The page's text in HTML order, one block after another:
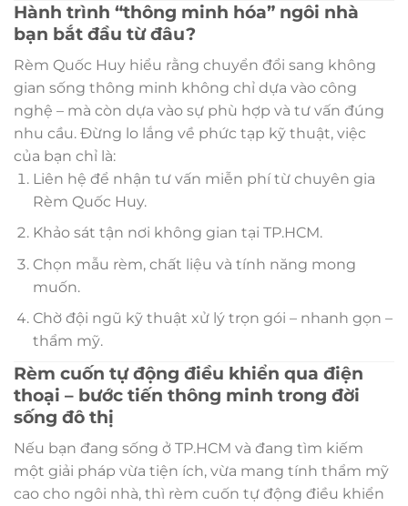
Hành trình “thông minh hóa” ngôi nhà
bạn bắt đầu từ đâu?
Rèm Quốc Huy hiểu rằng chuyển đổi sang không
gian sống thông minh không chỉ dựa vào công
nghệ – mà còn dựa vào sự phù hợp và tư vấn đúng
nhu cầu. Đừng lo lắng về phức tạp kỹ thuật, việc
của bạn chỉ là:
Liên hệ để nhận tư vấn miễn phí từ chuyên gia
Rèm Quốc Huy.
Khảo sát tận nơi không gian tại TP.HCM.
Chọn mẫu rèm, chất liệu và tính năng mong
muốn.
Chờ đội ngũ kỹ thuật xử lý trọn gói – nhanh gọn –
thẩm mỹ.
Rèm cuốn tự động điều khiển qua điện
thoại – bước tiến thông minh trong đời
sống đô thị
Nếu bạn đang sống ở TP.HCM và đang tìm kiếm
một giải pháp vừa tiện ích, vừa mang tính thẩm mỹ
cao cho ngôi nhà, thì rèm cuốn tự động điều khiển